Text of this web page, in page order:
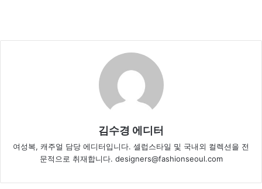
김수경 에디터
여성복, 캐주얼 담당 에디터입니다. 셀럽스타일 및 국내외 컬렉션을 전
문적으로 취재합니다. designers@fashionseoul.com